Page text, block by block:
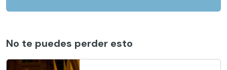
No te puedes perder esto